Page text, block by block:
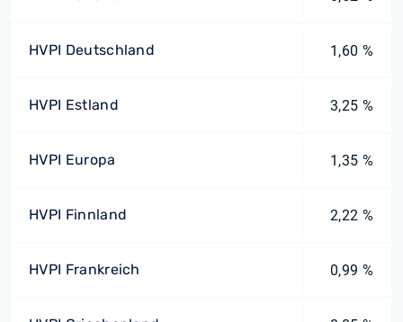
HVPI Deutschland 1,60 %
HVPI Estland 3,25 %
HVPI Europa 1,35 %
HVPI Finnland 2,22 %
HVPI Frankreich 0,99 %